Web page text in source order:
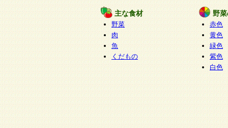
主な食材
野菜
肉
魚
くだもの
野
赤色
黄色
緑色
紫色
白色